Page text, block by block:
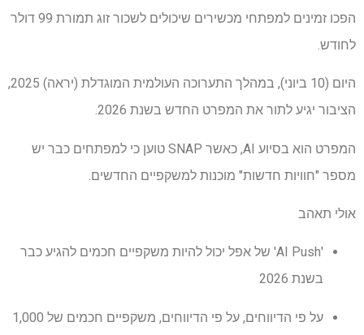
הפכו זמינים למפתחי מכשירים שיכולים לשכור זוג תמורת 99 דולר
לחודש.
היום (10 ביוני), במהלך התערוכה העולמית המוגדלת (יראה) 2025,
הציבור יגיע לתור את המפרט החדש בשנת 2026.
המפרט הוא בסיוע AI, כאשר SNAP טוען כי למפתחים כבר יש
מספר "חוויות חדשות" מוכנות למשקפיים החדשים.
אולי תאהב
'AI Push' של אפל יכול להיות משקפיים חכמים להגיע כבר
בשנת 2026
על פי הדיווחים, על פי הדיווחים, משקפיים חכמים של 1,000